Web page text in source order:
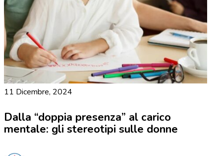
11 Dicembre, 2024
Dalla “doppia presenza” al carico
mentale: gli stereotipi sulle donne